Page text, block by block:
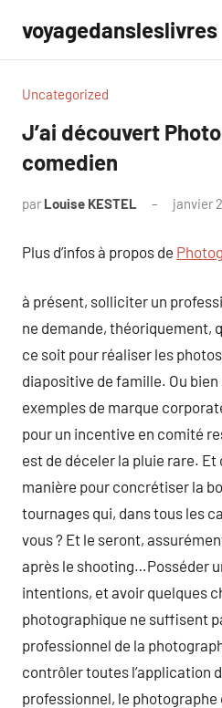
contenu
voyagedansleslivres
Uncategorized
J’ai découvert
comedien
par Louise KESTEL janvier
Plus d’infos à propos de
à présent, solliciter un
ne demande, théoriquement,
ce soit pour réaliser les
diapositive de famille. Ou
exemples de marque
pour un incentive en comité
est de déceler la pluie rare.
manière pour concrétiser la
tournages qui, dans tous les
vous ? Et le seront,
après le shooting…Posséder
intentions, et avoir quelques
photographique ne suffisent
professionnel de la
contrôler toutes l’application
professionnel, le photographe